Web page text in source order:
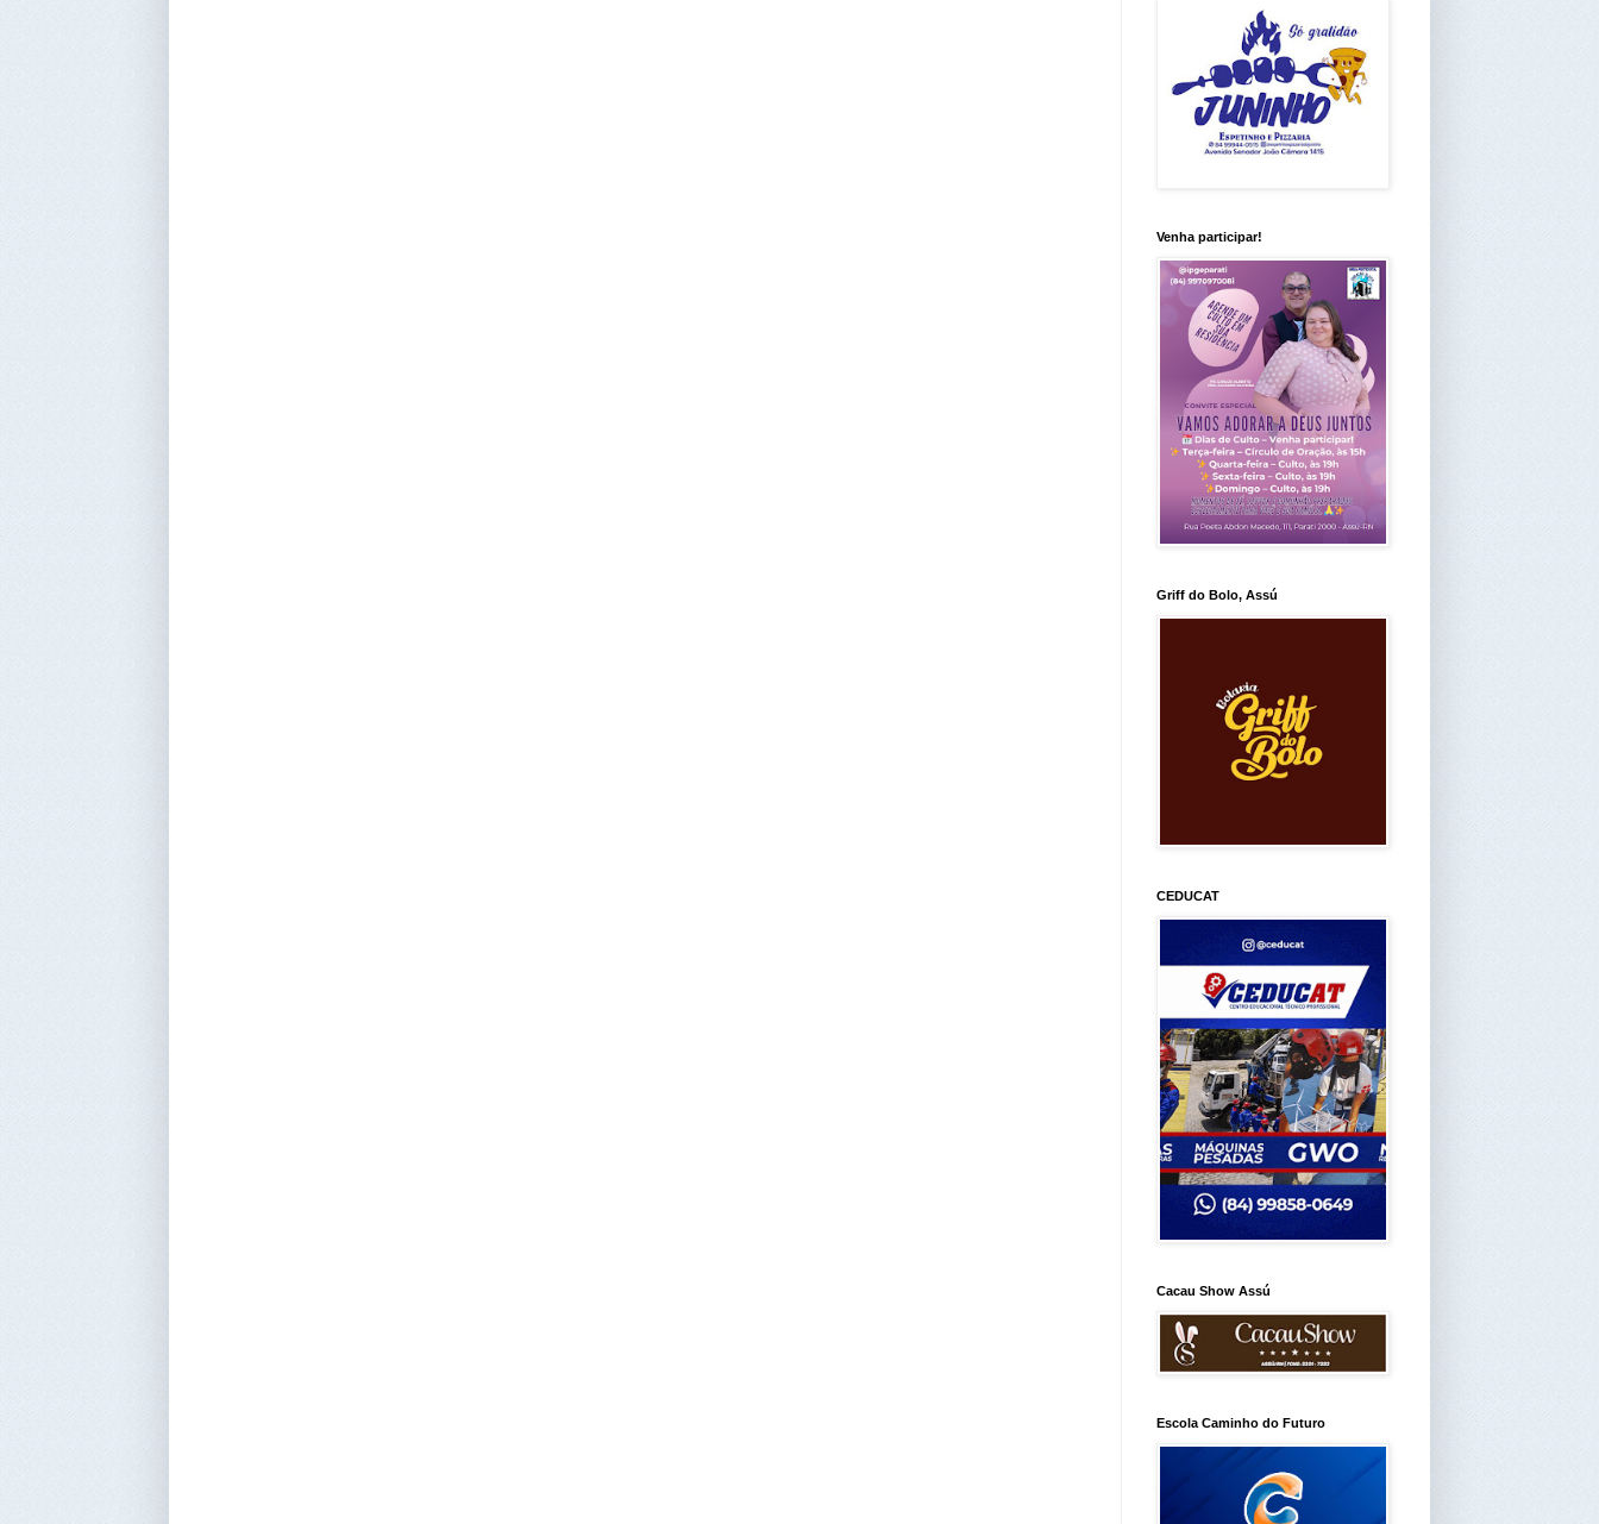
Venha participar!
Griff do Bolo, Assú
CEDUCAT
Cacau Show Assú
Escola Caminho do Futuro